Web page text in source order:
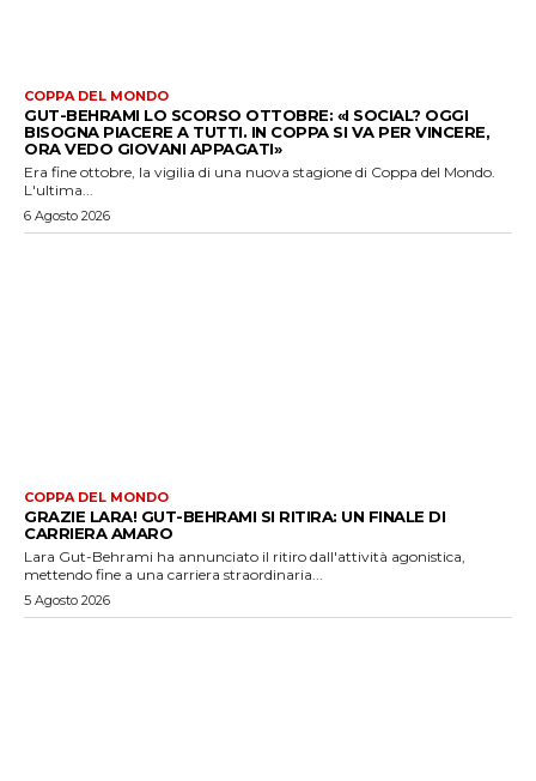
COPPA DEL MONDO
GUT-BEHRAMI LO SCORSO OTTOBRE: «I SOCIAL? OGGI
BISOGNA PIACERE A TUTTI. IN COPPA SI VA PER VINCERE,
ORA VEDO GIOVANI APPAGATI»
Era fine ottobre, la vigilia di una nuova stagione di Coppa del Mondo.
L'ultima...
6 Agosto 2026
COPPA DEL MONDO
GRAZIE LARA! GUT-BEHRAMI SI RITIRA: UN FINALE DI
CARRIERA AMARO
Lara Gut-Behrami ha annunciato il ritiro dall'attività agonistica,
mettendo fine a una carriera straordinaria...
5 Agosto 2026